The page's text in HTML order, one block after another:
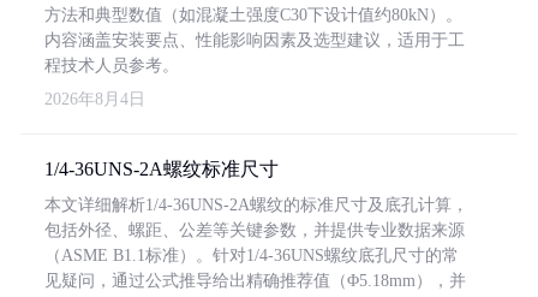
方法和典型数值（如混凝土强度C30下设计值约80kN）。
内容涵盖安装要点、性能影响因素及选型建议，适用于工
程技术人员参考。
2026年8月4日
1/4-36UNS-2A螺纹标准尺寸
本文详细解析1/4-36UNS-2A螺纹的标准尺寸及底孔计算，
包括外径、螺距、公差等关键参数，并提供专业数据来源
（ASME B1.1标准）。针对1/4-36UNS螺纹底孔尺寸的常
见疑问，通过公式推导给出精确推荐值（Φ5.18mm），并